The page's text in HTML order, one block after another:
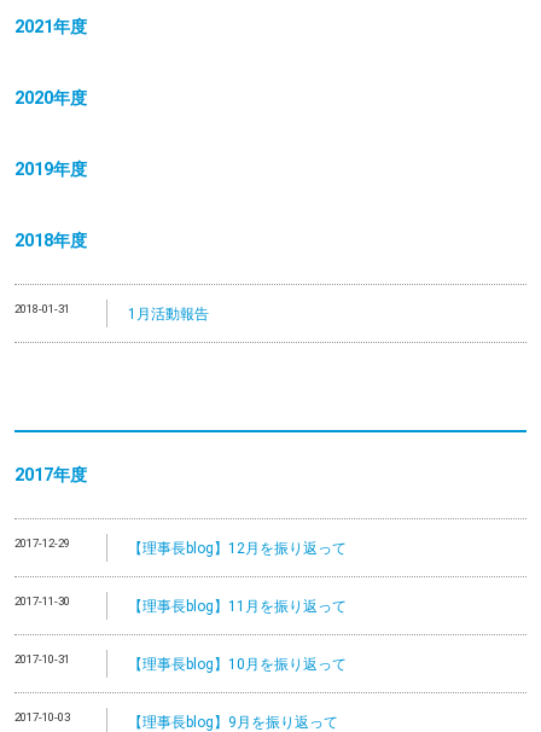
2021年度
2020年度
2019年度
2018年度
2018-01-31 1月活動報告
2017年度
2017-12-29 【理事長blog】12月を振り返って
2017-11-30 【理事長blog】11月を振り返って
2017-10-31 【理事長blog】10月を振り返って
2017-10-03 【理事長blog】9月を振り返って